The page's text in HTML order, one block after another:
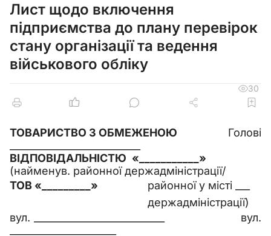
Лист щодо включення
підприємства до плану перевірок
стану організації та ведення
військового обліку
30
ТОВАРИСТВО З ОБМЕЖЕНОЮ Голові
ВІДПОВІДАЛЬНІСТЮ «___________»
(найменув. районної держадміністрації/
ТОВ «_________»
районної у місті ___
держадміністрації)
вул. ___________________________ вул.